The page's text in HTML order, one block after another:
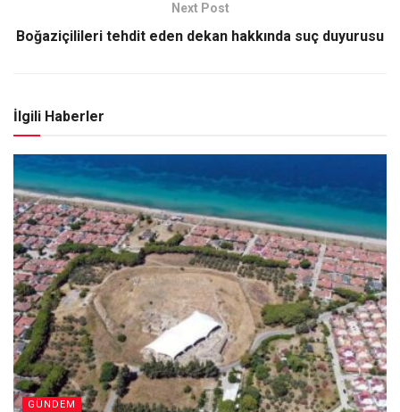
Next Post
Boğaziçilileri tehdit eden dekan hakkında suç duyurusu
İlgili Haberler
GÜNDEM